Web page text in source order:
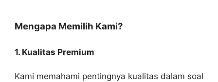
Mengapa Memilih Kami?
1. Kualitas Premium
Kami memahami pentingnya kualitas dalam soal